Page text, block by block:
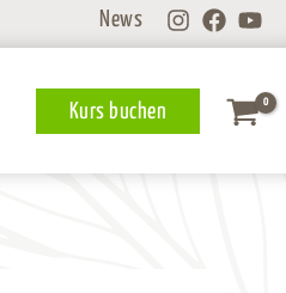
News
Kurs buchen